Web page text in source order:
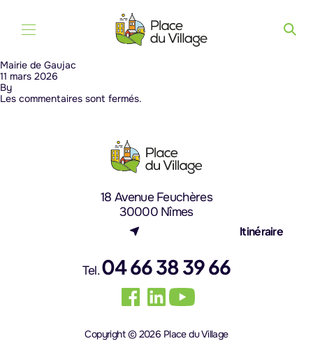
Mairie de Gaujac
11 mars 2026
By
Les commentaires sont fermés.
18 Avenue Feuchères
30000 Nîmes
Itinéraire
Tel.04 66 38 39 66
Copyright © 2026 Place du Village